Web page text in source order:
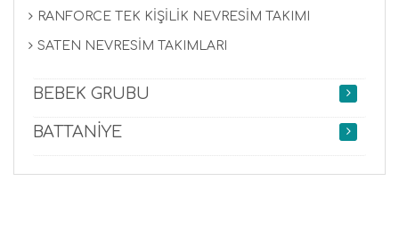
RANFORCE TEK KİŞİLİK NEVRESİM TAKIMI
SATEN NEVRESİM TAKIMLARI
BEBEK GRUBU
BATTANİYE